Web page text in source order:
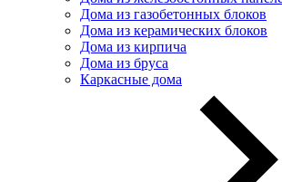
Дома из газобетонных блоков
Дома из керамических блоков
Дома из кирпича
Дома из бруса
Каркасные дома